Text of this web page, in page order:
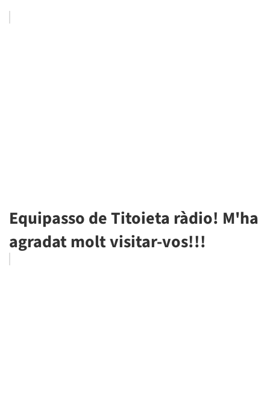
Equipasso de Titoieta ràdio! M'ha
agradat molt visitar-vos!!!